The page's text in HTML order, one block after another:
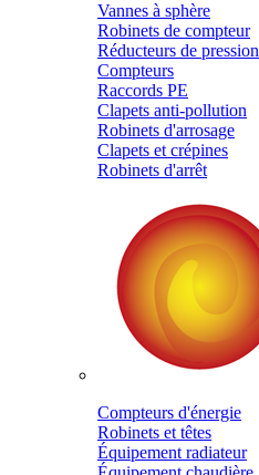
Vannes à sphère
Robinets de compteur
Réducteurs de pression
Compteurs
Raccords PE
Clapets anti-pollution
Robinets d'arrosage
Clapets et crépines
Robinets d'arrêt
Compteurs d'énergie
Robinets et têtes
Équipement radiateur